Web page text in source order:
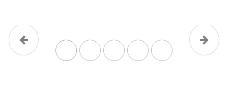
Anterior